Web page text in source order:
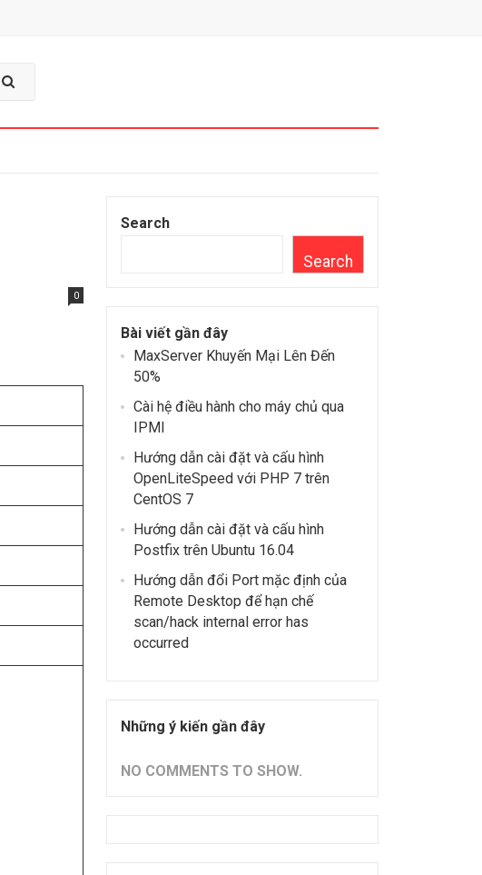
0
Search
Search
Bài viết gần đây
MaxServer Khuyến Mại Lên Đến
50%
Cài hệ điều hành cho máy chủ qua
IPMI
Hướng dẫn cài đặt và cấu hình
OpenLiteSpeed ​​với PHP 7 trên
CentOS 7
Hướng dẫn cài đặt và cấu hình
Postfix trên Ubuntu 16.04
Hướng dẫn đổi Port mặc định của
Remote Desktop để hạn chế
scan/hack internal error has
occurred
Những ý kiến gần đây
NO COMMENTS TO SHOW.